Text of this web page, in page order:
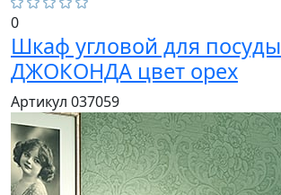
0
Шкаф угловой для посуды
ДЖОКОНДА цвет орех
Артикул 037059